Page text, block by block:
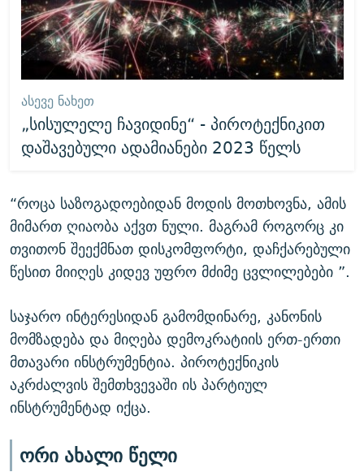
ᲐᲡᲔᲕᲔ ᲜᲐᲮᲔᲗ
„სისულელე ჩავიდინე“ - პიროტექნიკით
დაშავებული ადამიანები 2023 წელს
“როცა საზოგადოებიდან მოდის მოთხოვნა, ამის
მიმართ ღიაობა აქვთ ნული. მაგრამ როგორც კი
თვითონ შეექმნათ დისკომფორტი, დაჩქარებული
წესით მიიღეს კიდევ უფრო მძიმე ცვლილებები ”.
საჯარო ინტერესიდან გამომდინარე, კანონის
მომზადება და მიღება დემოკრატიის ერთ-ერთი
მთავარი ინსტრუმენტია. პიროტექნიკის
აკრძალვის შემთხვევაში ის პარტიულ
ინსტრუმენტად იქცა.
ორი ახალი წელი